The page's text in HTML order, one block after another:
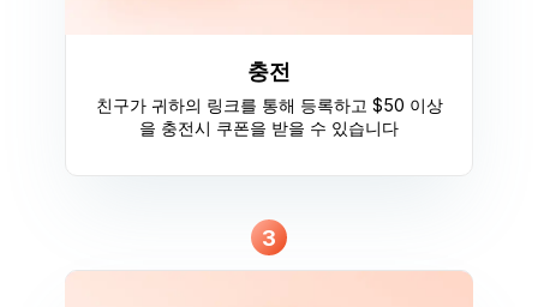
충전
친구가 귀하의 링크를 통해 등록하고 $50 이상
을 충전시 쿠폰을 받을 수 있습니다
3